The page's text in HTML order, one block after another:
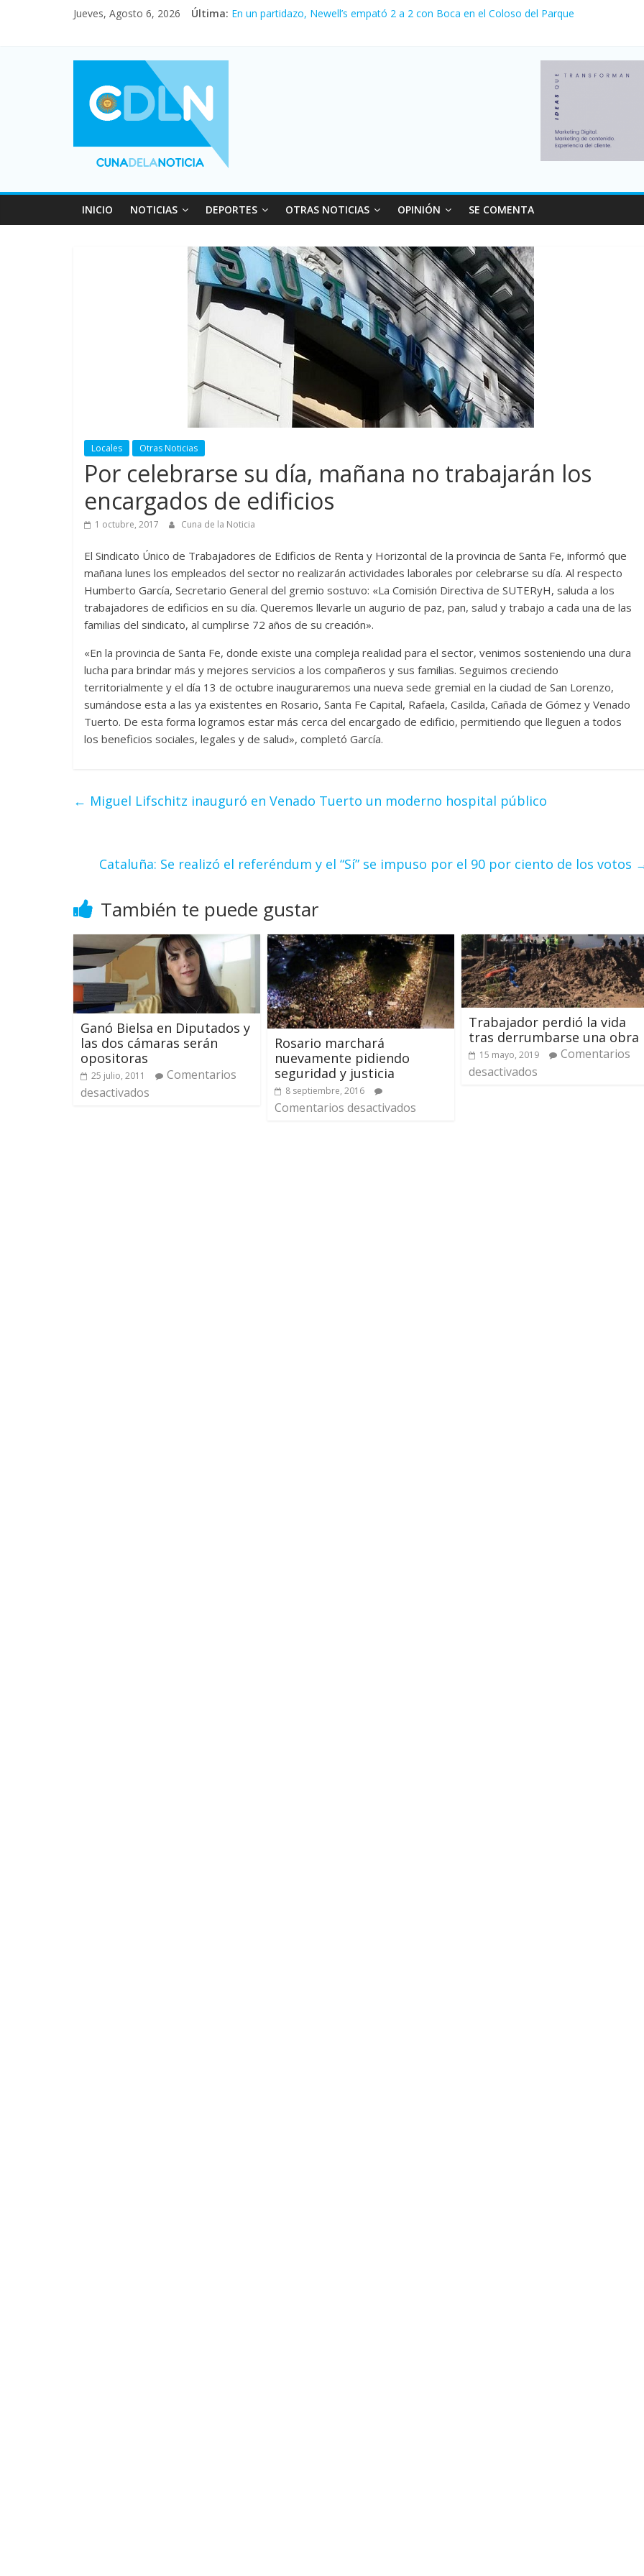
Jueves, Agosto 6, 2026 Última: En un partidazo, Newell’s empató 2 a 2 con Boca en el Coloso del Parque
INICIO NOTICIAS DEPORTES OTRAS NOTICIAS OPINIÓN SE COMENTA
Locales Otras Noticias
Por celebrarse su día, mañana no trabajarán los
encargados de edificios
1 octubre, 2017 Cuna de la Noticia
El Sindicato Único de Trabajadores de Edificios de Renta y Horizontal de la provincia de Santa Fe, informó que
mañana lunes los empleados del sector no realizarán actividades laborales por celebrarse su día. Al respecto
Humberto García, Secretario General del gremio sostuvo: «La Comisión Directiva de SUTERyH, saluda a los
trabajadores de edificios en su día. Queremos llevarle un augurio de paz, pan, salud y trabajo a cada una de las
familias del sindicato, al cumplirse 72 años de su creación».
«En la provincia de Santa Fe, donde existe una compleja realidad para el sector, venimos sosteniendo una dura
lucha para brindar más y mejores servicios a los compañeros y sus familias. Seguimos creciendo
territorialmente y el día 13 de octubre inauguraremos una nueva sede gremial en la ciudad de San Lorenzo,
sumándose esta a las ya existentes en Rosario, Santa Fe Capital, Rafaela, Casilda, Cañada de Gómez y Venado
Tuerto. De esta forma logramos estar más cerca del encargado de edificio, permitiendo que lleguen a todos
los beneficios sociales, legales y de salud», completó García.
← Miguel Lifschitz inauguró en Venado Tuerto un moderno hospital público
Cataluña: Se realizó el referéndum y el “Sí” se impuso por el 90 por ciento de los votos
También te puede gustar
Ganó Bielsa en Diputados y
las dos cámaras serán
opositoras
25 julio, 2011
Comentarios
desactivados
Rosario marchará
nuevamente pidiendo
seguridad y justicia
8 septiembre, 2016
Comentarios desactivados
Trabajador perdió la vida
tras derrumbarse una obra
15 mayo, 2019
Comentarios
desactivados